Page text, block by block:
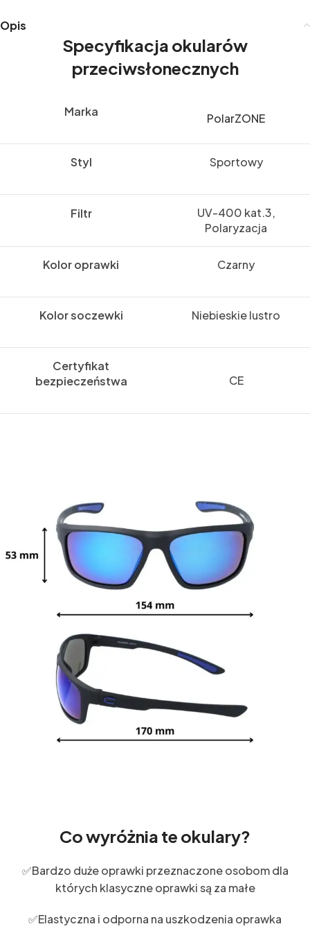
Opis
Specyfikacja okularów
przeciwsłonecznych
Marka PolarZONE
Styl Sportowy
Filtr
UV-400 kat.3,
Polaryzacja
Kolor oprawki Czarny
Kolor soczewki Niebieskie lustro
Certyfikat
bezpieczeństwa
CE
Co wyróżnia te okulary?
✅Bardzo duże oprawki przeznaczone osobom dla
których klasyczne oprawki są za małe
✅Elastyczna i odporna na uszkodzenia oprawka